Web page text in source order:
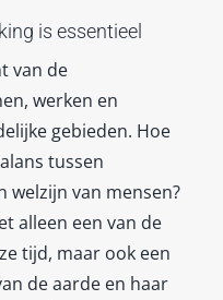
is essentieel
van de
werken en
gebieden. Hoe
tussen
welzijn van mensen?
alleen een van de
tijd, maar ook een
de aarde en haar